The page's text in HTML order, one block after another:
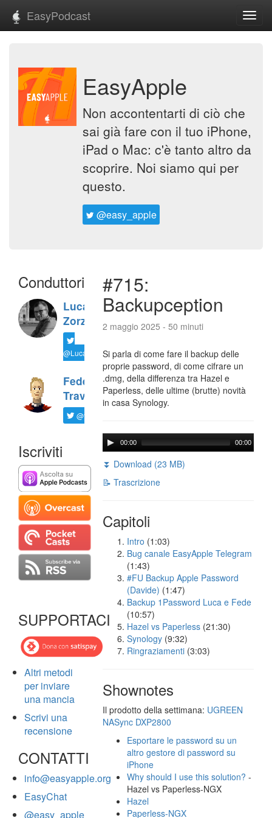
EasyPodcast
EasyApple
Non accontentarti di ciò che
sai già fare con il tuo iPhone,
iPad o Mac: c'è tanto altro da
scoprire. Noi siamo qui per
questo.
@easy_apple
Conduttori
Luca
Zorzi
@LucaTNT
Federico
Travaini
@ftrava
Iscriviti
SUPPORTACI
Altri metodi
per inviare
una mancia
Scrivi una
recensione
CONTATTI
info@easyapple.org
EasyChat
@easy_apple
#715:
Backupception
2 maggio 2025 - 50 minuti
Si parla di come fare il backup delle
proprie password, di come cifrare un
.dmg, della differenza tra Hazel e
Paperless, delle ultime (brutte) novità
in casa Synology.
00:00 00:00
⏬ Download (23 MB)
📝 Trascrizione
Capitoli
Intro (1:03)
Bug canale EasyApple Telegram
(1:43)
#FU Backup Apple Password
(Davide) (1:47)
Backup 1Password Luca e Fede
(10:57)
Hazel vs Paperless (21:30)
Synology (9:32)
Ringraziamenti (3:03)
Shownotes
Il prodotto della settimana: UGREEN
NASync DXP2800
Esportare le password su un
altro gestore di password su
iPhone
Why should I use this solution? -
Hazel vs Paperless-NGX
Hazel
Paperless-NGX